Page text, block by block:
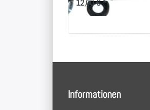
12,00 € *
Informationen